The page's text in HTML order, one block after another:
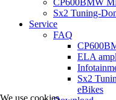
CP600BMW
Sx2 Tuning-
Service
FAQ
ELA
Sx2
eBikes
We use cookies